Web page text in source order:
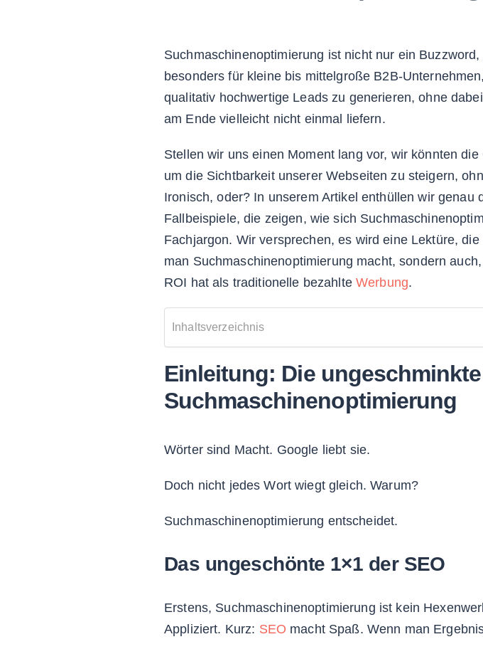
Suchmaschinenoptimierung ist nicht nur ein
besonders für kleine bis mittelgroße B2B-
qualitativ hochwertige Leads zu generieren, ohne
am Ende vielleicht nicht einmal liefern.
Stellen wir uns einen Moment lang vor, wir könnten
um die Sichtbarkeit unserer Webseiten zu steigern,
Ironisch, oder? In unserem Artikel enthüllen wir genau
Fallbeispiele, die zeigen, wie sich
Fachjargon. Wir versprechen, es wird eine Lektüre,
man Suchmaschinenoptimierung macht, sondern
ROI hat als traditionelle bezahlte Werbung.
Inhaltsverzeichnis
Einleitung: Die
Suchmaschinenoptimierung
Wörter sind Macht. Google liebt sie.
Doch nicht jedes Wort wiegt gleich. Warum?
Suchmaschinenoptimierung entscheidet.
Das ungeschönte 1×1 der SEO
Erstens, Suchmaschinenoptimierung ist kein
Appliziert. Kurz: SEO macht Spaß. Wenn man